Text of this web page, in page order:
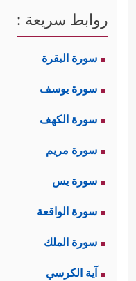
روابط سريعة :
سورة البقرة
سورة يوسف
سورة الكهف
سورة مريم
سورة يس
سورة الواقعة
سورة الملك
آية الكرسي